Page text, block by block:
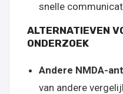
snelle
ALTERNATIEVEN
ONDERZOEK
Andere NMDA-
van andere